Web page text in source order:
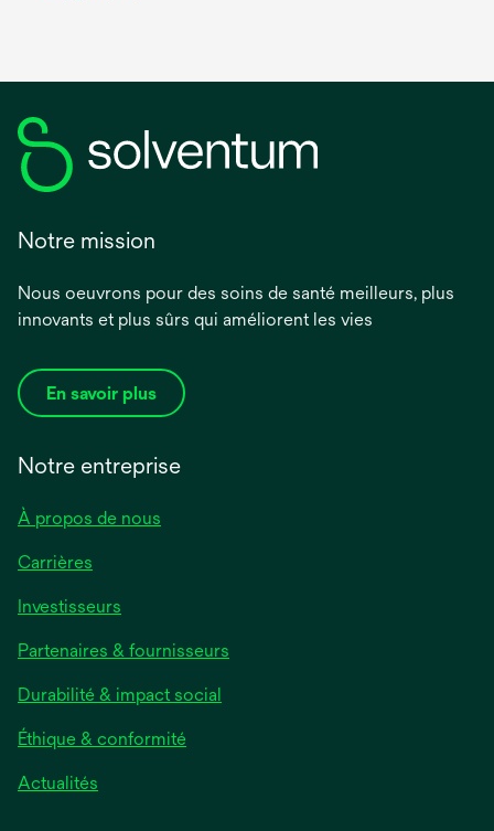
Notre mission
Nous oeuvrons pour des soins de santé meilleurs, plus
innovants et plus sûrs qui améliorent les vies
En savoir plus
Notre entreprise
À propos de nous
Carrières
Investisseurs
un
nouvel
onglet
Partenaires & fournisseurs
Durabilité & impact social
Éthique & conformité
Actualités